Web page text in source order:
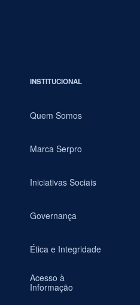
INSTITUCIONAL
Quem Somos
Marca Serpro
Iniciativas Sociais
Governança
Ética e Integridade
Acesso à
Informação